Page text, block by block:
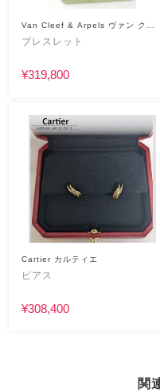
Van Cleef & Arpels ヴァン クリ
ーフアンドアーペル
ブレスレット
¥319,800
Cartier カルティエ
ピアス
¥308,400
関